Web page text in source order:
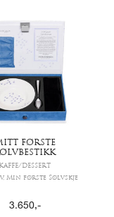
FØRSTE
KAFFE/DESSERT
Min første Sølvskje
3.650,-